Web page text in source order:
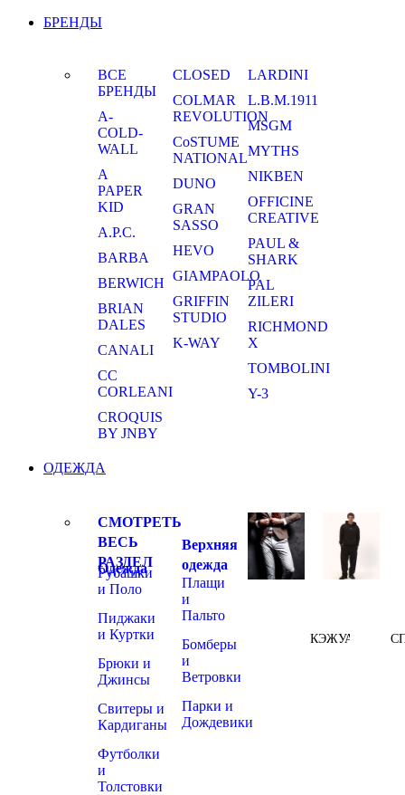
БРЕНДЫ
ВСЕ
БРЕНДЫ
A-
COLD-
WALL
A
PAPER
KID
A.P.C.
BARBA
BERWICH
BRIAN
DALES
CANALI
CC
CORLEANI
CROQUIS
BY JNBY
CLOSED
COLMAR
REVOLUTION
CoSTUME
NATIONAL
DUNO
GRAN
SASSO
HEVO
GIAMPAOLO
GRIFFIN
STUDIO
K-WAY
LARDINI
L.B.M.1911
MSGM
MYTHS
NIKBEN
OFFICINE
CREATIVE
PAUL &
SHARK
PAL
ZILERI
RICHMOND
X
TOMBOLINI
Y-3
ОДЕЖДА
СМОТРЕТЬ
ВЕСЬ
РАЗДЕЛ
Одежда
Рубашки
и Поло
Пиджаки
и Куртки
Брюки и
Джинсы
Свитеры и
Кардиганы
Футболки
и
Толстовки
Верхняя
одежда
Плащи
и
Пальто
Бомберы
и
Ветровки
Парки и
Дождевики
КЭЖУАЛ